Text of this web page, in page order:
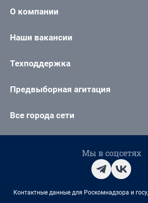
О компании
Наши вакансии
Техподдержка
Предвыборная агитация
Все города сети
Мы в соцсетях
Контактные данные для Роскомнадзора и